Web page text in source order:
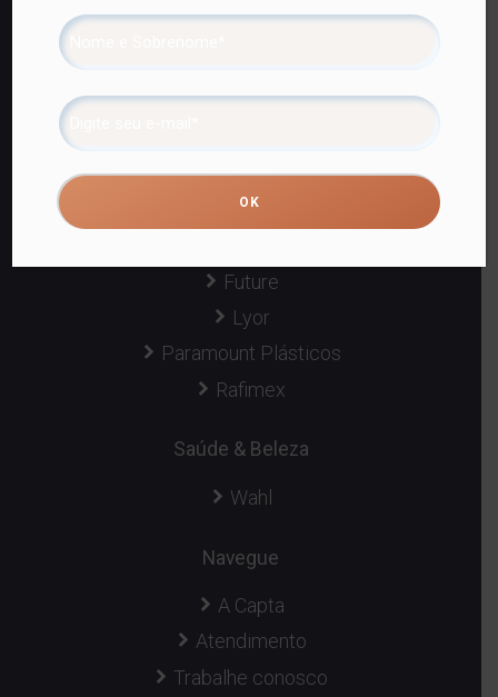
Capta Venda Consultiva.
Casa & Decoração
Future
Lyor
Paramount Plásticos
Rafimex
Saúde & Beleza
Wahl
Navegue
A Capta
Atendimento
Trabalhe conosco